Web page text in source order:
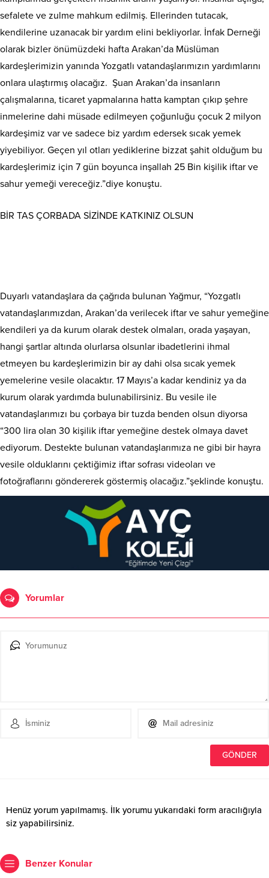
sefalete ve zulme mahkum edilmiş. Ellerinden tutacak,
kendilerine uzanacak bir yardım elini bekliyorlar. İnfak Derneği
olarak bizler önümüzdeki hafta Arakan’da Müslüman
kardeşlerimizin yanında Yozgatlı vatandaşlarımızın yardımlarını
onlara ulaştırmış olacağız. Şuan Arakan’da insanların
çalışmalarına, ticaret yapmalarına hatta kamptan çıkıp şehre
inmelerine dahi müsade edilmeyen çoğunluğu çocuk 2 milyon
kardeşimiz var ve sadece biz yardım edersek sıcak yemek
yiyebiliyor. Geçen yıl otları yediklerine bizzat şahit olduğum bu
kardeşlerimiz için 7 gün boyunca inşallah 25 Bin kişilik iftar ve
sahur yemeği vereceğiz.”diye konuştu.
BİR TAS ÇORBADA SİZİNDE KATKINIZ OLSUN
Duyarlı vatandaşlara da çağrıda bulunan Yağmur, “Yozgatlı
vatandaşlarımızdan, Arakan’da verilecek iftar ve sahur yemeğine
kendileri ya da kurum olarak destek olmaları, orada yaşayan,
hangi şartlar altında olurlarsa olsunlar ibadetlerini ihmal
etmeyen bu kardeşlerimizin bir ay dahi olsa sıcak yemek
yemelerine vesile olacaktır. 17 Mayıs’a kadar kendiniz ya da
kurum olarak yardımda bulunabilirsiniz. Bu vesile ile
vatandaşlarımızı bu çorbaya bir tuzda benden olsun diyorsa
“300 lira olan 30 kişilik iftar yemeğine destek olmaya davet
ediyorum. Destekte bulunan vatandaşlarımıza ne gibi bir hayra
vesile olduklarını çektiğimiz iftar sofrası videoları ve
fotoğraflarını göndererek göstermiş olacağız.”şeklinde konuştu.
Yorumlar
Henüz yorum yapılmamış. İlk yorumu yukarıdaki form aracılığıyla
siz yapabilirsiniz.
Benzer Konular